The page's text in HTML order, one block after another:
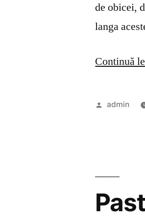
de obicei,
langa
Continuă
Publicat
admin